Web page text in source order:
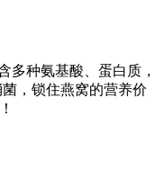
多种氨基酸、蛋白质，
，锁住燕窝的营养价